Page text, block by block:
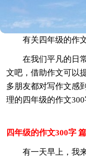
有关四年级的作
在我们平凡的日
文吧，借助作文可以
多朋友都对写作文感
理的四年级的作文
四年级的作文300字
有一天早上，我